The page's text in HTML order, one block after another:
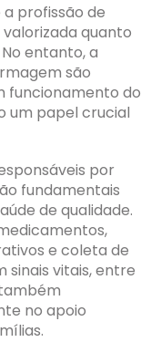
profissão de
quanto
entanto, a
são
funcionamento do
um papel crucial
por
fundamentais
de qualidade.
e coleta de
vitais, entre
no apoio